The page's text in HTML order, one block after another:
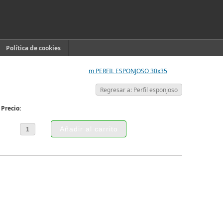
Política de cookies
m PERFIL ESPONJOSO 30x35
Regresar a: Perfil esponjoso
Precio: